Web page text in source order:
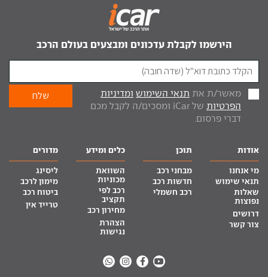
הירשמו לקבלת עדכונים ומבצעים בעולם הרכב
מאשר/ת את תנאי השימוש ומדיניות
הפרטיות
של iCar ומסכים/ה לקבל מכם
דברי פרסום.
אודות
מי אנחנו
תנאי שימוש
שאלות
נפוצות
דרושים
צור קשר
תוכן
מבחני רכב
חדשות רכב
רכב חשמלי
כלים ומידע
השוואת
מכוניות
רכב לפי
תקציב
מחירון רכב
הצהרת
נגישות
מדורים
ליסינג
מימון לרכב
ביטוח רכב
טרייד אין